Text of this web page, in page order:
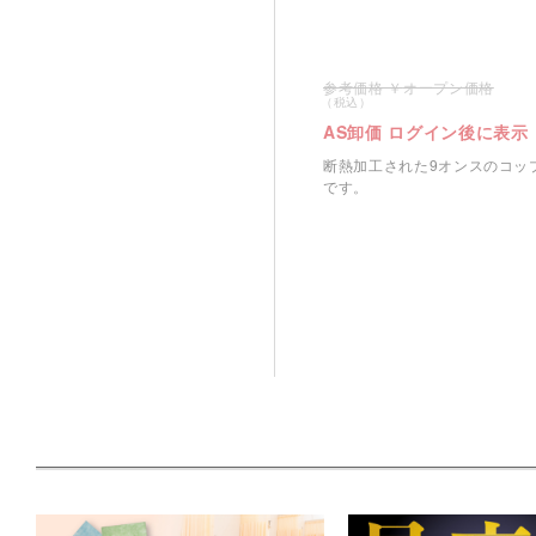
オープン価格
AS卸価 ログイン後に表示
断熱加工された9オンスのコッ
です。